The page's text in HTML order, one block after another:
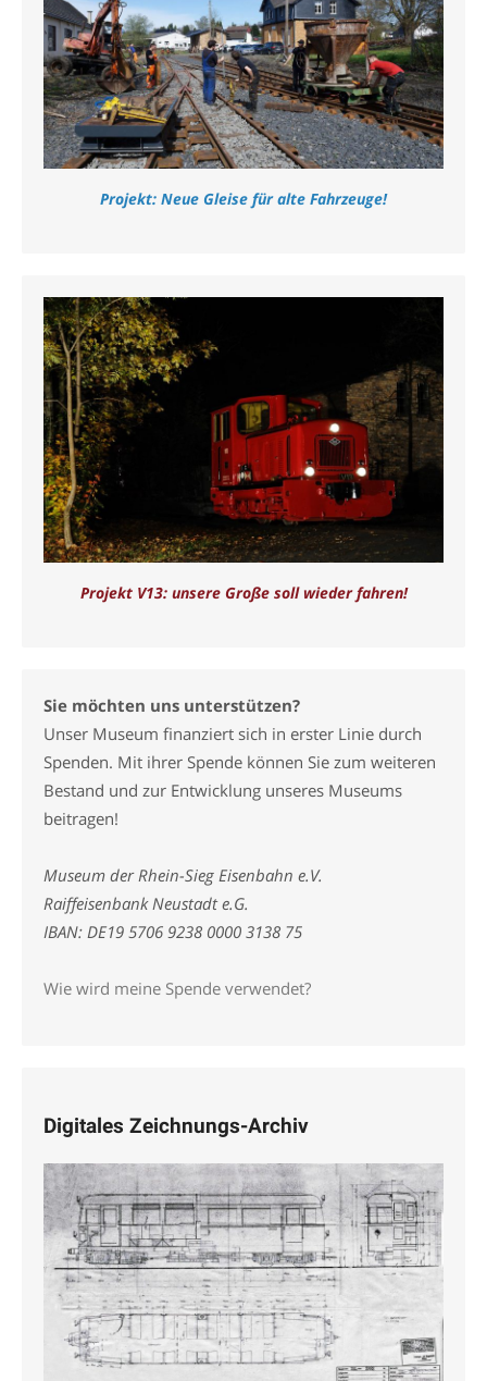
Projekt: Neue Gleise für alte Fahrzeuge!
Projekt V13: unsere Große soll wieder fahren!
Sie möchten uns unterstützen?
Unser Museum finanziert sich in erster Linie durch
Spenden. Mit ihrer Spende können Sie zum weiteren
Bestand und zur Entwicklung unseres Museums
beitragen!
Museum der Rhein-Sieg Eisenbahn e.V.
Raiffeisenbank Neustadt e.G.
IBAN: DE19 5706 9238 0000 3138 75
Wie wird meine Spende verwendet?
Digitales Zeichnungs-Archiv